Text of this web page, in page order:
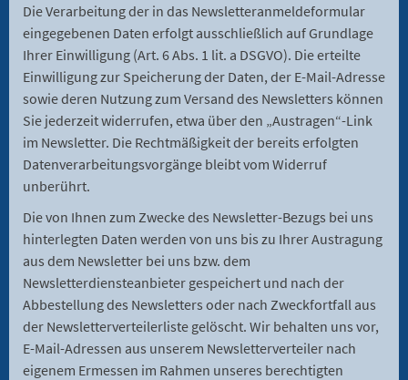
Die Verarbeitung der in das Newsletteranmeldeformular
eingegebenen Daten erfolgt ausschließlich auf Grundlage
Ihrer Einwilligung (Art. 6 Abs. 1 lit. a DSGVO). Die erteilte
Einwilligung zur Speicherung der Daten, der E-Mail-Adresse
sowie deren Nutzung zum Versand des Newsletters können
Sie jederzeit widerrufen, etwa über den „Austragen“-Link
im Newsletter. Die Rechtmäßigkeit der bereits erfolgten
Datenverarbeitungsvorgänge bleibt vom Widerruf
unberührt.
Die von Ihnen zum Zwecke des Newsletter-Bezugs bei uns
hinterlegten Daten werden von uns bis zu Ihrer Austragung
aus dem Newsletter bei uns bzw. dem
Newsletterdiensteanbieter gespeichert und nach der
Abbestellung des Newsletters oder nach Zweckfortfall aus
der Newsletterverteilerliste gelöscht. Wir behalten uns vor,
E-Mail-Adressen aus unserem Newsletterverteiler nach
eigenem Ermessen im Rahmen unseres berechtigten